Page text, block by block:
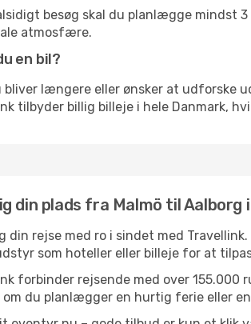
besøg skal du planlægge mindst
atmosfære.
en bil?
bliver længere eller ønsker at udforske
tilbyder billig billeje i hele Danmark,
din plads fra Malmö til Aalborg
din rejse med ro i sindet med
som hoteller eller billeje for at
forbinder rejsende med over
om du planlægger en hurtig ferie eller